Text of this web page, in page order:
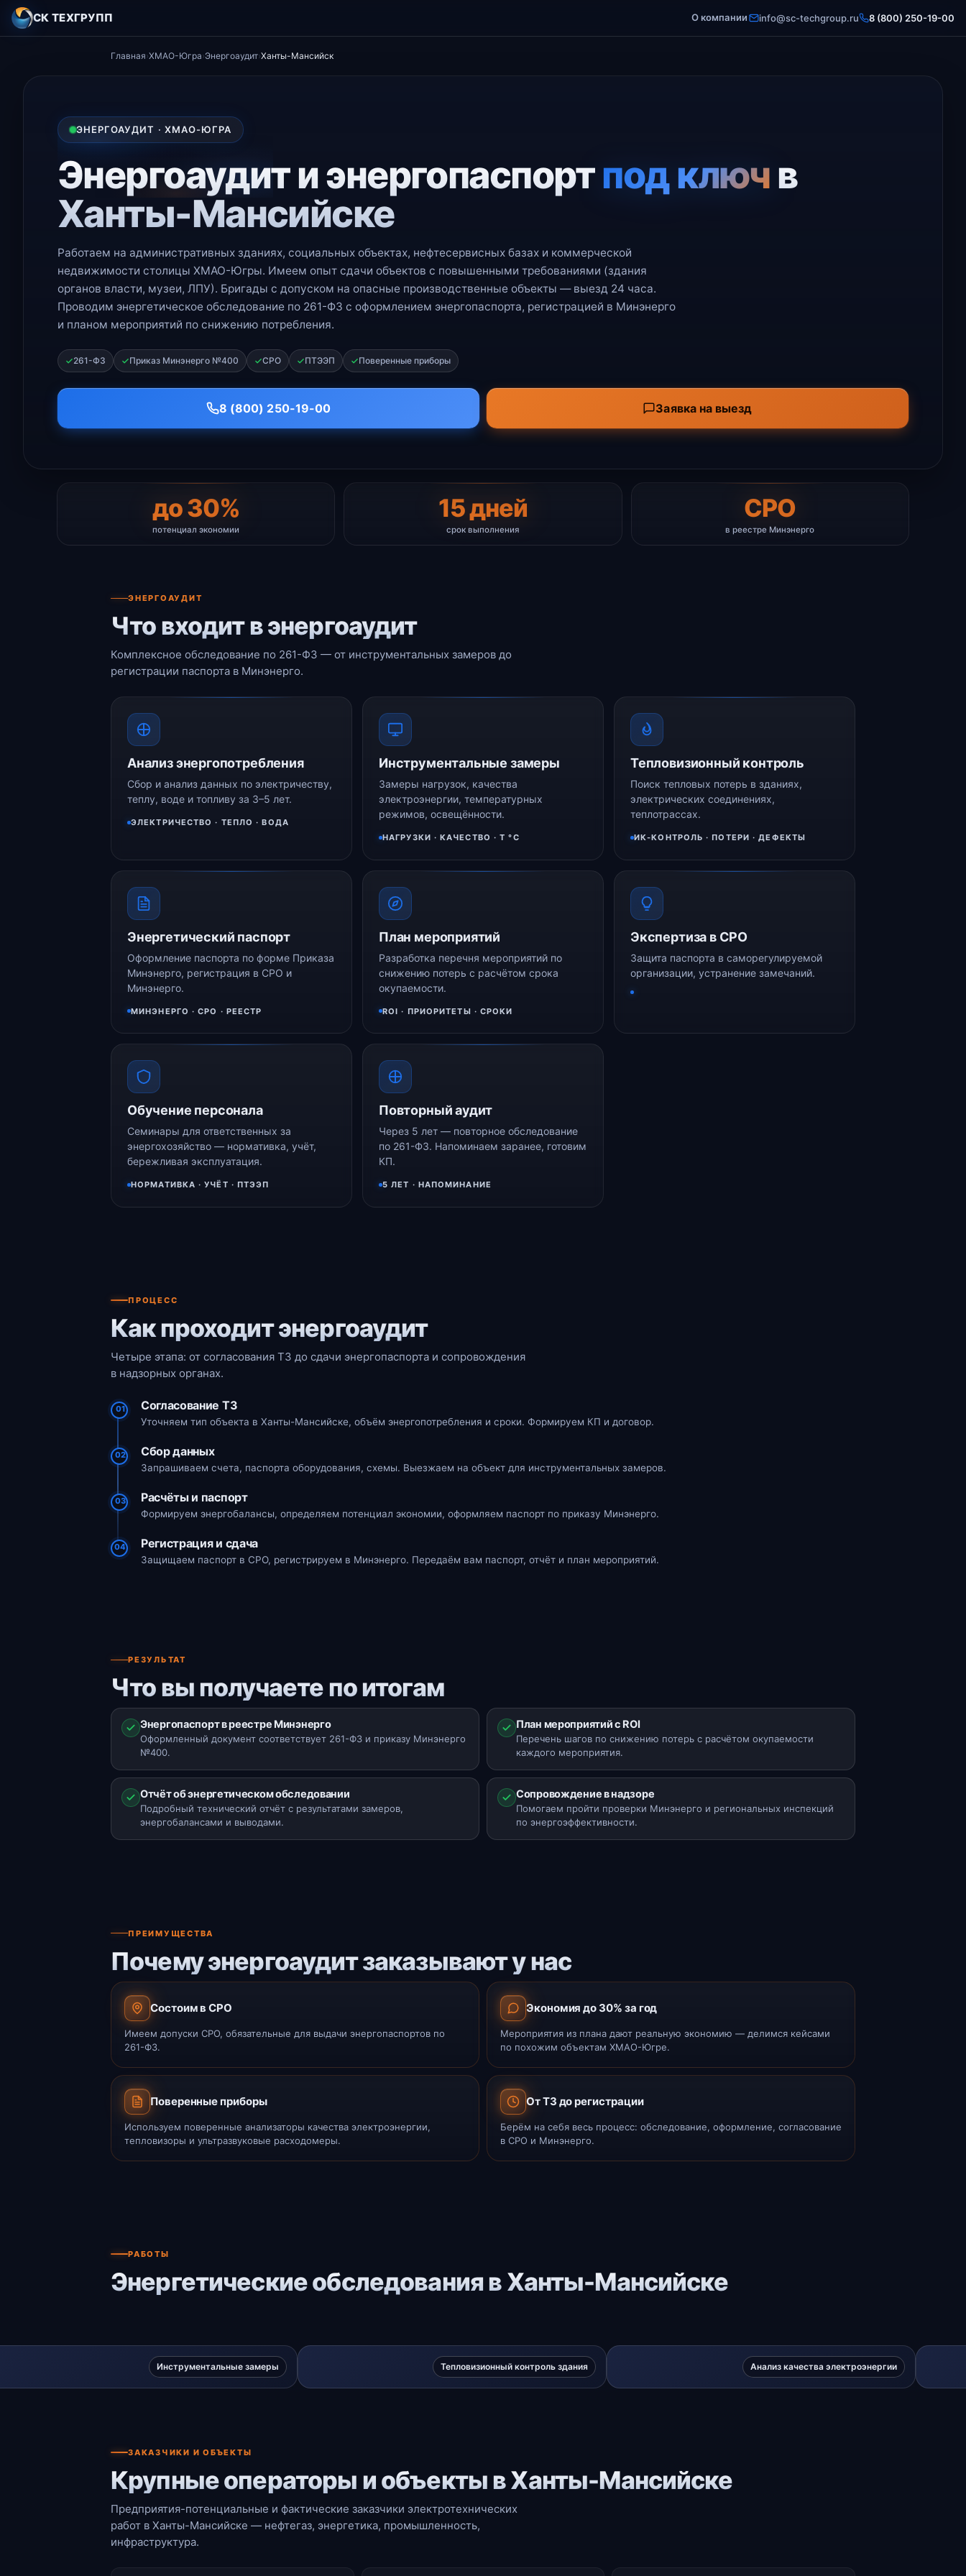
СК ТЕХГРУПП О компании info@sc-techgroup.ru 8 (800) 250-19-00
Главная›ХМАО-Югра›Энергоаудит›Ханты-Мансийск
ЭНЕРГОАУДИТ · ХМАО-ЮГРА
Энергоаудит и энергопаспортпод ключв
Ханты-Мансийске
Работаем на административных зданиях, социальных объектах, нефтесервисных базах и коммерческой
недвижимости столицы ХМАО-Югры. Имеем опыт сдачи объектов с повышенными требованиями (здания
органов власти, музеи, ЛПУ). Бригады с допуском на опасные производственные объекты — выезд 24 часа.
Проводим энергетическое обследование по 261-ФЗ с оформлением энергопаспорта, регистрацией в Минэнерго
и планом мероприятий по снижению потребления.
261-ФЗ Приказ Минэнерго №400 СРО ПТЭЭП Поверенные приборы
8 (800) 250-19-00 Заявка на выезд
до 30%
потенциал экономии
15 дней
срок выполнения
СРО
в реестре Минэнерго
ЭНЕРГОАУДИТ
Что входит в энергоаудит
Комплексное обследование по 261-ФЗ — от инструментальных замеров до
регистрации паспорта в Минэнерго.
Анализ энергопотребления
Сбор и анализ данных по электричеству,
теплу, воде и топливу за 3–5 лет.
ЭЛЕКТРИЧЕСТВО · ТЕПЛО · ВОДА
Инструментальные замеры
Замеры нагрузок, качества
электроэнергии, температурных
режимов, освещённости.
НАГРУЗКИ · КАЧЕСТВО · Т °C
Тепловизионный контроль
Поиск тепловых потерь в зданиях,
электрических соединениях,
теплотрассах.
ИК-КОНТРОЛЬ · ПОТЕРИ · ДЕФЕКТЫ
Энергетический паспорт
Оформление паспорта по форме Приказа
Минэнерго, регистрация в СРО и
Минэнерго.
МИНЭНЕРГО · СРО · РЕЕСТР
План мероприятий
Разработка перечня мероприятий по
снижению потерь с расчётом срока
окупаемости.
ROI · ПРИОРИТЕТЫ · СРОКИ
Экспертиза в СРО
Защита паспорта в саморегулируемой
организации, устранение замечаний.
Обучение персонала
Семинары для ответственных за
энергохозяйство — нормативка, учёт,
бережливая эксплуатация.
НОРМАТИВКА · УЧЁТ · ПТЭЭП
Повторный аудит
Через 5 лет — повторное обследование
по 261-ФЗ. Напоминаем заранее, готовим
КП.
5 ЛЕТ · НАПОМИНАНИЕ
ПРОЦЕСС
Как проходит энергоаудит
Четыре этапа: от согласования ТЗ до сдачи энергопаспорта и сопровождения
в надзорных органах.
01 Согласование ТЗ
Уточняем тип объекта в Ханты-Мансийске, объём энергопотребления и сроки. Формируем КП и договор.
02 Сбор данных
Запрашиваем счета, паспорта оборудования, схемы. Выезжаем на объект для инструментальных замеров.
03 Расчёты и паспорт
Формируем энергобалансы, определяем потенциал экономии, оформляем паспорт по приказу Минэнерго.
04 Регистрация и сдача
Защищаем паспорт в СРО, регистрируем в Минэнерго. Передаём вам паспорт, отчёт и план мероприятий.
РЕЗУЛЬТАТ
Что вы получаете по итогам
Энергопаспорт в реестре Минэнерго
Оформленный документ соответствует 261-ФЗ и приказу Минэнерго
№400.
План мероприятий с ROI
Перечень шагов по снижению потерь с расчётом окупаемости
каждого мероприятия.
Отчёт об энергетическом обследовании
Подробный технический отчёт с результатами замеров,
энергобалансами и выводами.
Сопровождение в надзоре
Помогаем пройти проверки Минэнерго и региональных инспекций
по энергоэффективности.
ПРЕИМУЩЕСТВА
Почему энергоаудит заказывают у нас
Состоим в СРО
Имеем допуски СРО, обязательные для выдачи энергопаспортов по
261-ФЗ.
Экономия до 30% за год
Мероприятия из плана дают реальную экономию — делимся кейсами
по похожим объектам ХМАО-Югре.
Поверенные приборы
Используем поверенные анализаторы качества электроэнергии,
тепловизоры и ультразвуковые расходомеры.
От ТЗ до регистрации
Берём на себя весь процесс: обследование, оформление, согласование
в СРО и Минэнерго.
РАБОТЫ
Энергетические обследования в Ханты-Мансийске
Инструментальные замеры Тепловизионный контроль здания Анализ качества электроэнергии
ЗАКАЗЧИКИ И ОБЪЕКТЫ
Крупные операторы и объекты в Ханты-Мансийске
Предприятия-потенциальные и фактические заказчики электротехнических
работ в Ханты-Мансийске — нефтегаз, энергетика, промышленность,
инфраструктура.